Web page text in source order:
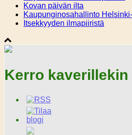
Kovan päivän ilta
Kaupunginosahallinto
Itsekkyyden ilmapiiristä
Kerro kaverillekin